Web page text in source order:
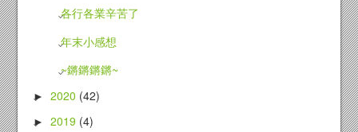
各行各業辛苦了
年末小感想
~鏘鏘鏘鏘~
►2020 (42)
►2019 (4)